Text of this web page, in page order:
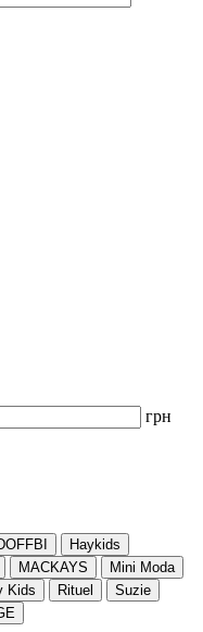
грн
Haykids
MACKAYS
Mini Moda
Kids Rituel
Suzie